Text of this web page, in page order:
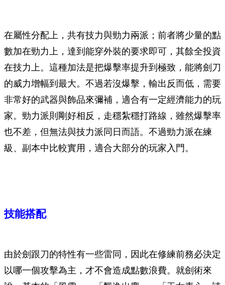
在屬性分配上，共有技力與勁力兩派；前者將少量的點
數加在勁力上，達到能穿外裝的要求即可，其餘全投資
在技力上。這種加法是把爆擊率提升到極致，能將劍刀
的威力增幅到最大。不過若沒爆擊，輸出反而低，需要
非常好的武器與飾品來彌補，適合有一定經濟能力的玩
家。勁力派則剛好相反，走穩紮穩打路線，雖然爆擊率
也不差，但無法與技力派同日而語。不過勁力派在練
級、副本中比較實用，適合大部分的玩家入門。
技能搭配
由於劍跟刀的特性有一些雷同，因此在修練前務必決定
以哪一個攻擊為主，才不會造成點數浪費。就劍術來